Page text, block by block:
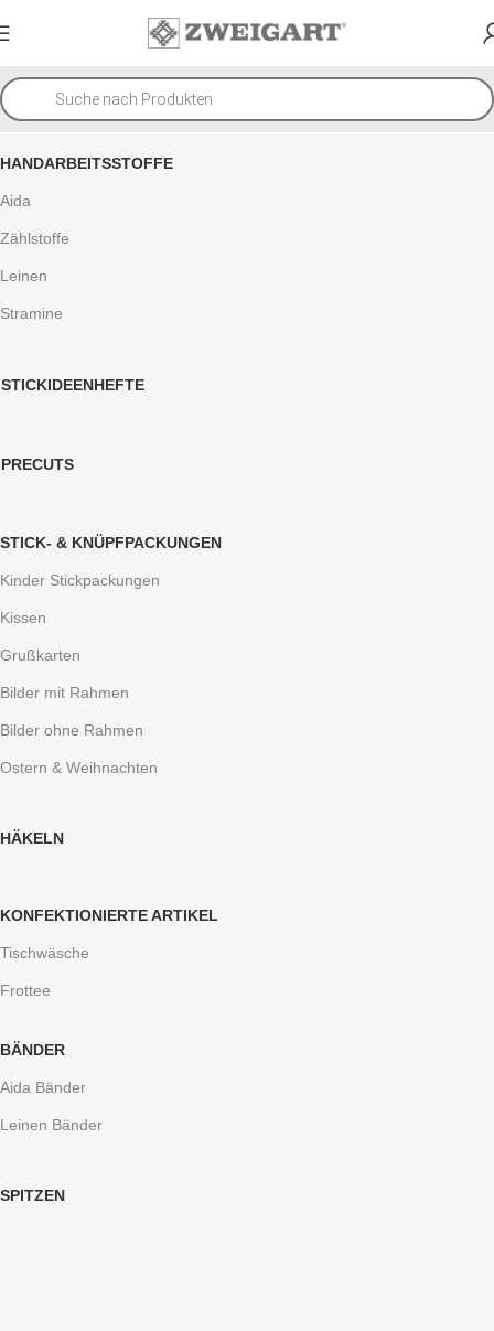
HANDARBEITSSTOFFE
Aida
Zählstoffe
Leinen
Stramine
STICKIDEENHEFTE
PRECUTS
STICK- & KNÜPFPACKUNGEN
Kinder Stickpackungen
Kissen
Grußkarten
Bilder mit Rahmen
Bilder ohne Rahmen
Ostern & Weihnachten
HÄKELN
KONFEKTIONIERTE ARTIKEL
Tischwäsche
Frottee
BÄNDER
Aida Bänder
Leinen Bänder
SPITZEN